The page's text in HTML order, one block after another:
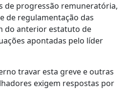
de progressão remuneratória,
de regulamentação das
do anterior estatuto de
apontadas pelo líder
travar esta greve e outras
exigem respostas por